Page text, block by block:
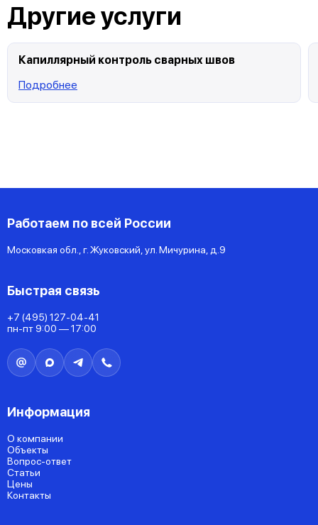
Другие услуги
Капиллярный контроль сварных швов
Подробнее
Работаем по всей России
Московкая обл., г. Жуковский, ул. Мичурина, д.9
Быстрая связь
+7 (495) 127-04-41
пн-пт 9:00 — 17:00
Информация
О компании
Объекты
Вопрос-ответ
Статьи
Цены
Контакты